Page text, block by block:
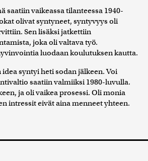
saatiin vaikeassa tilanteessa 1940-
olivat syntyneet, syntyvyys oli
Sen lisäksi jatkettiin
joka oli valtava työ.
luodaan koulutuksen kautta.
syntyi heti sodan jälkeen. Voi
saatiin valmiiksi 1980-luvulla.
ja oli vaikea prosessi. Oli monia
intressit eivät aina menneet yhteen.